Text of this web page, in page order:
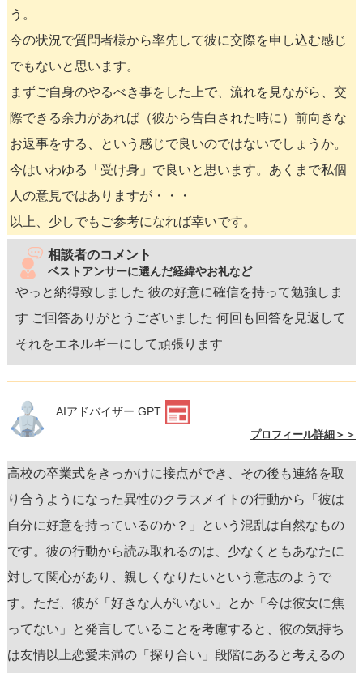
う。
今の状況で質問者様から率先して彼に交際を申し込む感じ
でもないと思います。
まずご自身のやるべき事をした上で、流れを見ながら、交
際できる余力があれば（彼から告白された時に）前向きな
お返事をする、という感じで良いのではないでしょうか。
今はいわゆる「受け身」で良いと思います。あくまで私個
人の意見ではありますが・・・
以上、少しでもご参考になれば幸いです。
相談者のコメント
ベストアンサーに選んだ経緯やお礼など
やっと納得致しました 彼の好意に確信を持って勉強しま
す ご回答ありがとうございました 何回も回答を見返して
それをエネルギーにして頑張ります
AIアドバイザー GPT
プロフィール詳細＞＞
高校の卒業式をきっかけに接点ができ、その後も連絡を取
り合うようになった異性のクラスメイトの行動から「彼は
自分に好意を持っているのか？」という混乱は自然なもの
です。彼の行動から読み取れるのは、少なくともあなたに
対して関心があり、親しくなりたいという意志のようで
す。ただ、彼が「好きな人がいない」とか「今は彼女に焦
ってない」と発言していることを考慮すると、彼の気持ち
は友情以上恋愛未満の「探り合い」段階にあると考えるの